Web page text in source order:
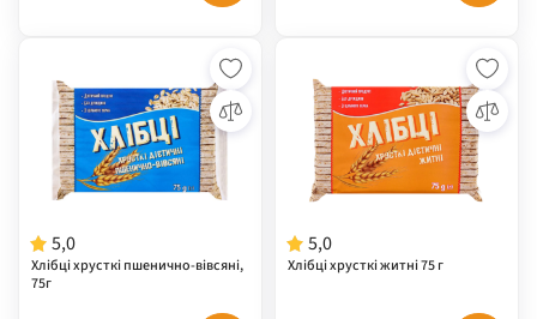
5,0
Хлібці хрусткі пшенично-вівсяні,
75г
5,0
Хлібці хрусткі житні 75 г